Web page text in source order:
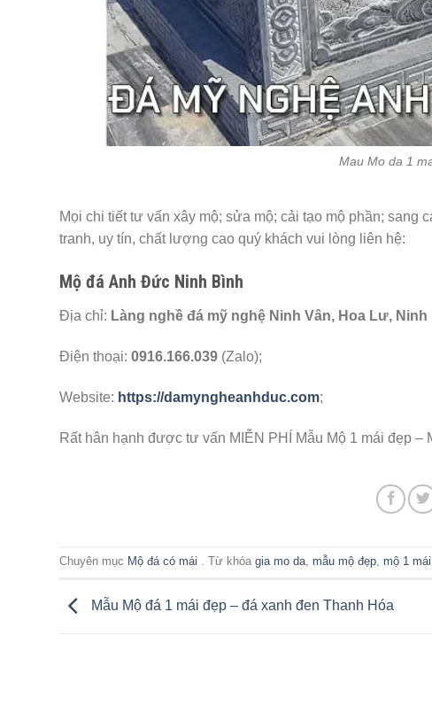
Mau Mo da 1
Mọi chi tiết tư vấn xây mộ; sửa mộ; cải tạo mộ phần; sang
tranh, uy tín, chất lượng cao quý khách vui lòng liên hệ:
Mộ đá Anh Đức Ninh Bình
Địa chỉ: Làng nghề đá mỹ nghệ Ninh Vân, Hoa Lư, Ninh
Điện thoại: 0916.166.039 (Zalo);
Website: https://damyngheanhduc.com;
Rất hân hạnh được tư vấn MIỄN PHÍ Mẫu Mộ 1 mái đẹp
Chuyên mục Mộ đá có mái . Từ khóa gia mo da, mẫu mộ đẹp, mộ 1 mái
Mẫu Mộ đá 1 mái đẹp – đá xanh đen Thanh Hóa